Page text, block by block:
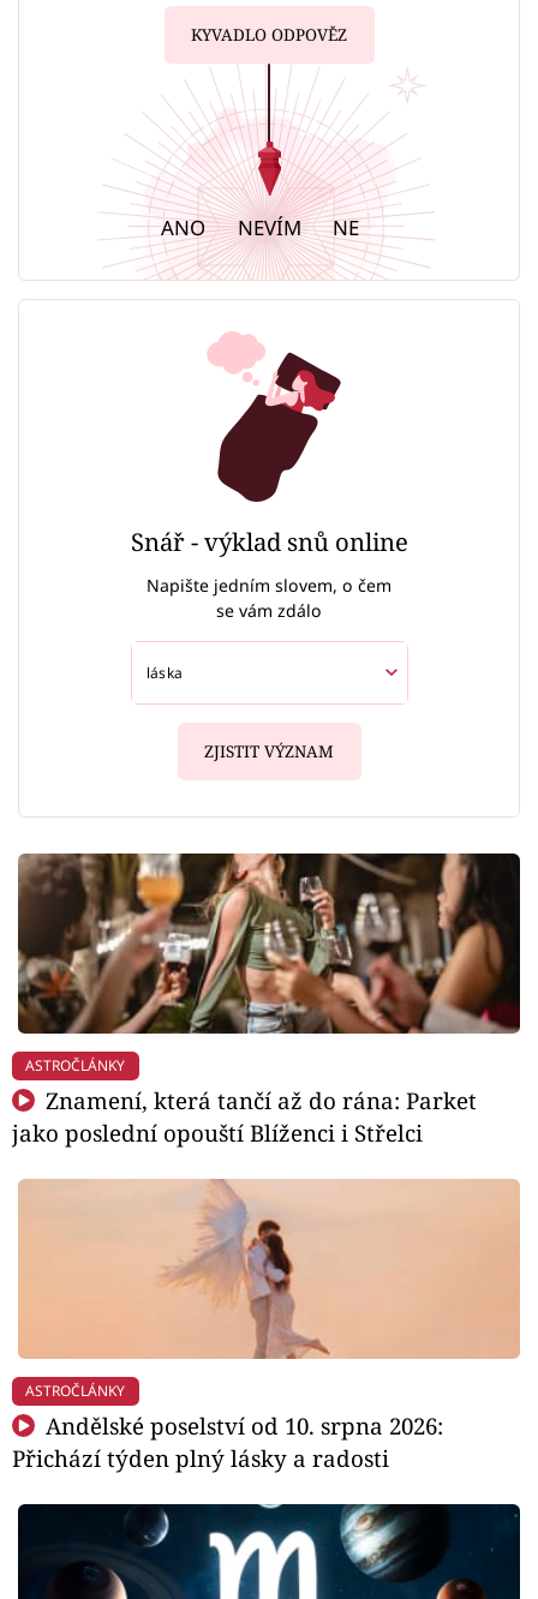
KYVADLO ODPOVĚZ
ANO NEVÍM NE
Snář - výklad snů online
Napište jedním slovem, o čem
se vám zdálo
ZJISTIT VÝZNAM
ASTROČLÁNKY
Znamení, která tančí až do rána: Parket
jako poslední opouští Blíženci i Střelci
ASTROČLÁNKY
Andělské poselství od 10. srpna 2026:
Přichází týden plný lásky a radosti